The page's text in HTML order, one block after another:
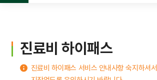
입원수속
진료비 하이패스
진료비 하이패스 서비스 안내사항 숙지하셔